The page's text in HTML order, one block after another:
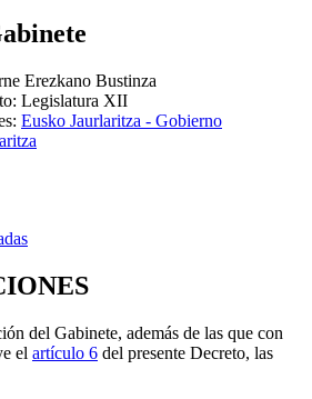
Erezkano Bustinza
: Legislatura XII
: Eusko Jaurlaritza - Gobierno
del Gabinete, además de las que con
el artículo 6 del presente Decreto, las